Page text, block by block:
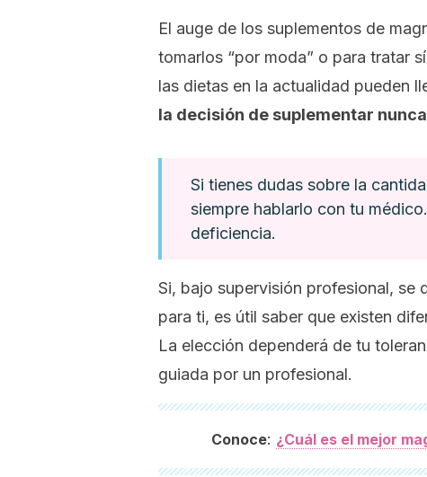
El auge de los suplementos de
tomarlos “por moda” o para tratar
las dietas en la actualidad pueden
la decisión de suplementar
Si tienes dudas sobre la
siempre hablarlo con tu
deficiencia.
Si, bajo supervisión profesional, se
para ti, es útil saber que existen
La elección dependerá de tu
guiada por un profesional.
Conoce: ¿Cuál es el mejor